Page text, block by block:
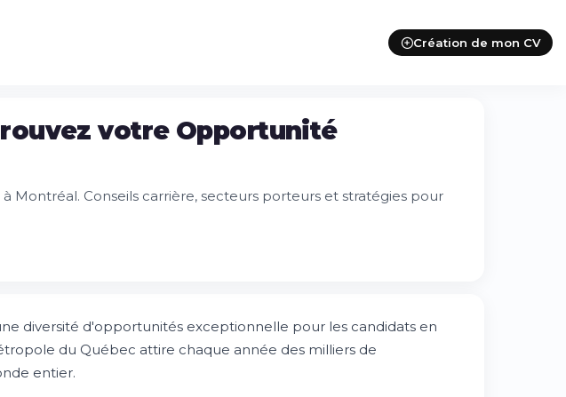
Création de mon CV
votre Opportunité
Montréal. Conseils carrière, secteurs porteurs et stratégies pour
diversité d'opportunités exceptionnelle pour les candidats en
du Québec attire chaque année des milliers de
entier.